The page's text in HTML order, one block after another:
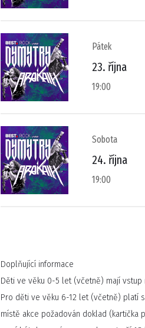
Pátek
23. října
19:00
Sobota
24. října
19:00
Doplňující informace
Děti ve věku 0-5 let (včetně) mají vstup
Pro děti ve věku 6-12 let (včetně) platí
místě akce požadován doklad (kartička